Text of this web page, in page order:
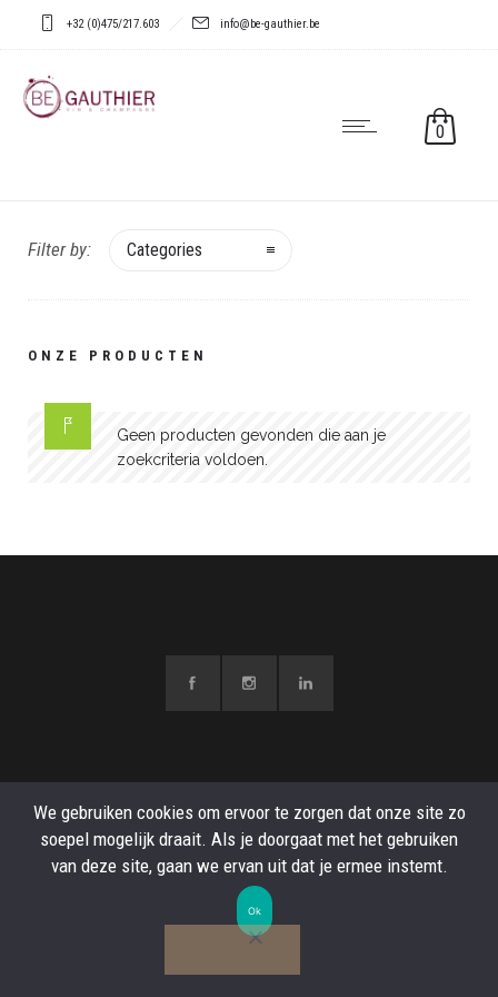
+32 (0)475/217.603 info@be-gauthier.be
0
Filter by: Categories
ONZE PRODUCTEN
Geen producten gevonden die aan je
zoekcriteria voldoen.
© be GAUTHIER - all right reserved.Conditions Générales de ventes-Politique de
confidentialite
We gebruiken cookies om ervoor te zorgen dat onze site zo
soepel mogelijk draait. Als je doorgaat met het gebruiken
van deze site, gaan we ervan uit dat je ermee instemt.
Ok